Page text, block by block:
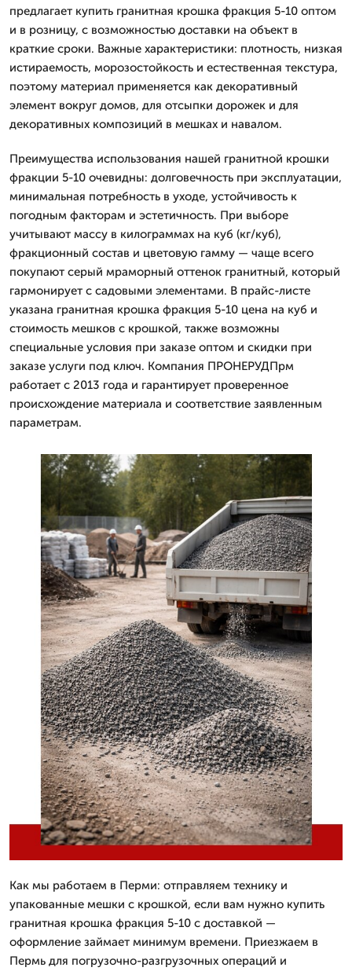
предлагает купить гранитная крошка фракция 5-10 оптом
и в розницу, с возможностью доставки на объект в
краткие сроки. Важные характеристики: плотность, низкая
истираемость, морозостойкость и естественная текстура,
поэтому материал применяется как декоративный
элемент вокруг домов, для отсыпки дорожек и для
декоративных композиций в мешках и навалом.
Преимущества использования нашей гранитной крошки
фракции 5-10 очевидны: долговечность при эксплуатации,
минимальная потребность в уходе, устойчивость к
погодным факторам и эстетичность. При выборе
учитывают массу в килограммах на куб (кг/куб),
фракционный состав и цветовую гамму — чаще всего
покупают серый мраморный оттенок гранитный, который
гармонирует с садовыми элементами. В прайс-листе
указана гранитная крошка фракция 5-10 цена на куб и
стоимость мешков с крошкой, также возможны
специальные условия при заказе оптом и скидки при
заказе услуги под ключ. Компания ПРОНЕРУДПрм
работает с 2013 года и гарантирует проверенное
происхождение материала и соответствие заявленным
параметрам.
Как мы работаем в Перми: отправляем технику и
упакованные мешки с крошкой, если вам нужно купить
гранитная крошка фракция 5-10 с доставкой —
оформление займает минимум времени. Приезжаем в
Пермь для погрузочно-разгрузочных операций и